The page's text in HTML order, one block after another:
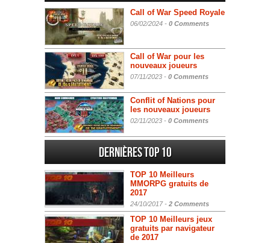
Call of War Speed Royale
06/02/2024 - 0 Comments
Call of War pour les
nouveaux joueurs
07/11/2023 - 0 Comments
Conflit of Nations pour
les nouveaux joueurs
02/11/2023 - 0 Comments
Dernières Top 10
TOP 10 Meilleurs
MMORPG gratuits de
2017
24/10/2017 - 2 Comments
TOP 10 Meilleurs jeux
gratuits par navigateur
de 2017